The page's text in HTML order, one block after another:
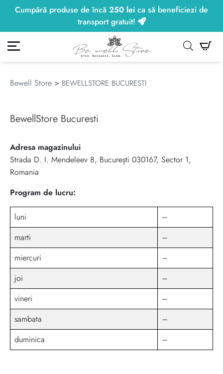
250lei
Cumpără produse de încă 250 lei ca să beneficiezi de
transport gratuit!
meu
Bewell Store > BEWELLSTORE BUCURESTI
BewellStore Bucuresti
Adresa magazinului
Strada D. I. Mendeleev 8, București 030167, Sector 1,
Romania
Program de lucru:
luni
–
marti
–
miercuri
–
joi
–
vineri
–
sambata
–
duminica
–